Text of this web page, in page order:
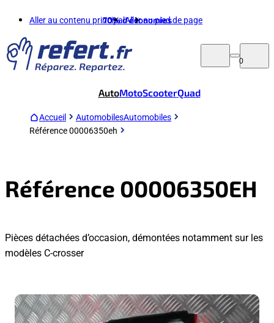
Aller au contenu principalAller au pied de page
70%d'économies
0
AutoMotoScooterQuad
Accueil AutomobilesAutomobiles
Référence 00006350eh
Référence 00006350EH
Pièces détachées d’occasion, démontées notamment sur les
modèles C-crosser